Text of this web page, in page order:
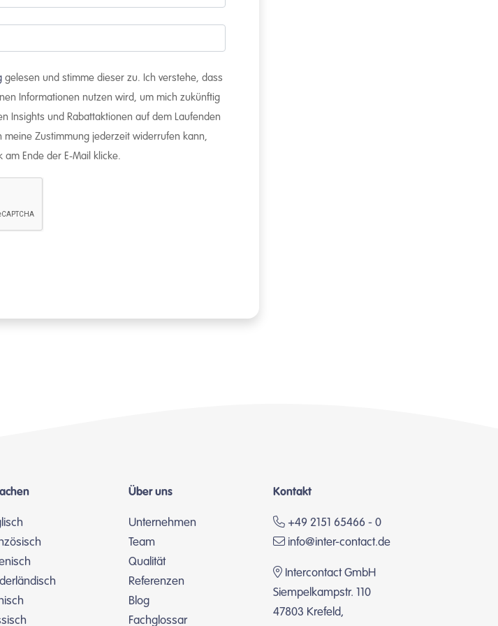
gelesen und stimme dieser zu. Ich verstehe, dass
Informationen nutzen wird, um mich zukünftig
Insights und Rabattaktionen auf dem Laufenden
Zustimmung jederzeit widerrufen kann,
Ende der E-Mail klicke.
Über uns
Unternehmen
Team
Qualität
Referenzen
Blog
Fachglossar
Kontakt
+49 2151 65466 - 0
info@inter-contact.de
Intercontact GmbH
Siempelkampstr. 110
47803 Krefeld,